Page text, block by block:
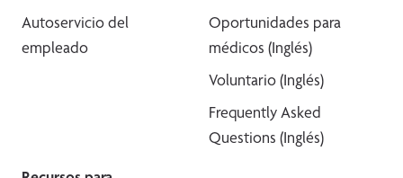
Autoservicio del
empleado
Oportunidades para
médicos (Inglés)
Voluntario (Inglés)
Frequently Asked
Questions (Inglés)